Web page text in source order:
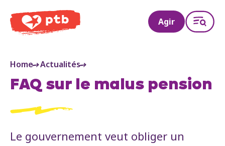
PTB
Agir
Home Actualités
FAQ sur le malus pension
Le gouvernement veut obliger un